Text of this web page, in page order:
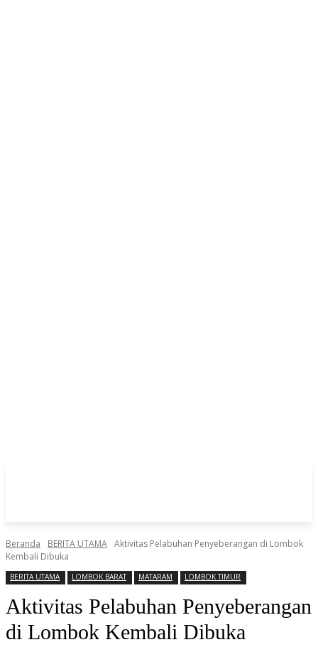
Beranda BERITA UTAMA Aktivitas Pelabuhan Penyeberangan di Lombok
Kembali Dibuka
BERITA UTAMA LOMBOK BARAT MATARAM LOMBOK TIMUR
Aktivitas Pelabuhan Penyeberangan
di Lombok Kembali Dibuka